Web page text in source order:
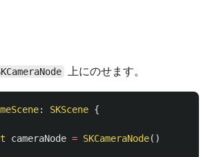
上にのせます。
: SKScene {
cameraNode = SKCameraNode()